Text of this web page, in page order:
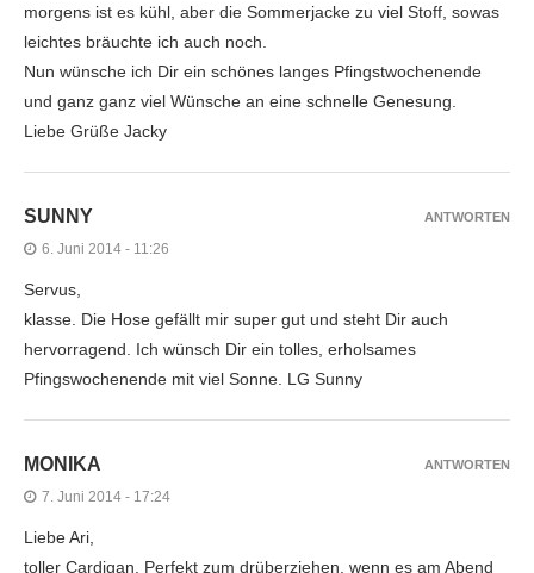
morgens ist es kühl, aber die Sommerjacke zu viel Stoff, sowas
leichtes bräuchte ich auch noch.
Nun wünsche ich Dir ein schönes langes Pfingstwochenende
und ganz ganz viel Wünsche an eine schnelle Genesung.
Liebe Grüße Jacky
SUNNY
6. Juni 2014 - 11:26
Servus,
klasse. Die Hose gefällt mir super gut und steht Dir auch
hervorragend. Ich wünsch Dir ein tolles, erholsames
Pfingswochenende mit viel Sonne. LG Sunny
ANTWORTEN
MONIKA
7. Juni 2014 - 17:24
Liebe Ari,
toller Cardigan. Perfekt zum drüberziehen, wenn es am Abend
ANTWORTEN